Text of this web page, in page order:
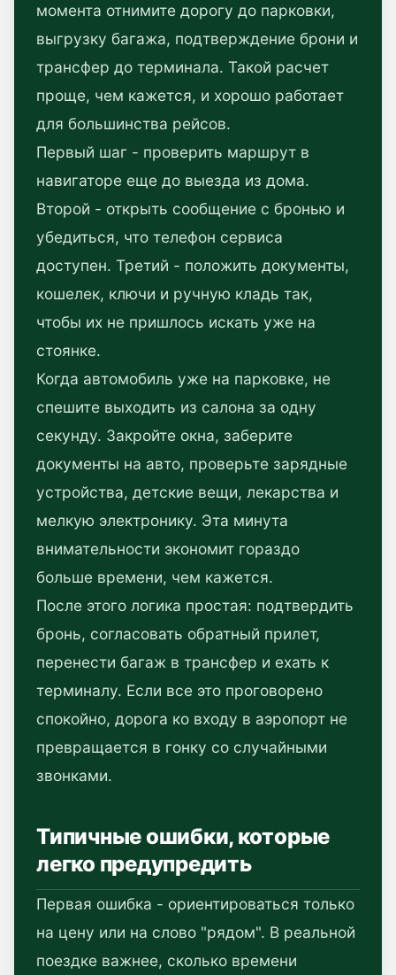
момента отнимите дорогу до парковки,
выгрузку багажа, подтверждение брони и
трансфер до терминала. Такой расчет
проще, чем кажется, и хорошо работает
для большинства рейсов.
Первый шаг - проверить маршрут в
навигаторе еще до выезда из дома.
Второй - открыть сообщение с бронью и
убедиться, что телефон сервиса
доступен. Третий - положить документы,
кошелек, ключи и ручную кладь так,
чтобы их не пришлось искать уже на
стоянке.
Когда автомобиль уже на парковке, не
спешите выходить из салона за одну
секунду. Закройте окна, заберите
документы на авто, проверьте зарядные
устройства, детские вещи, лекарства и
мелкую электронику. Эта минута
внимательности экономит гораздо
больше времени, чем кажется.
После этого логика простая: подтвердить
бронь, согласовать обратный прилет,
перенести багаж в трансфер и ехать к
терминалу. Если все это проговорено
спокойно, дорога ко входу в аэропорт не
превращается в гонку со случайными
звонками.
Типичные ошибки, которые
легко предупредить
Первая ошибка - ориентироваться только
на цену или на слово "рядом". В реальной
поездке важнее, сколько времени